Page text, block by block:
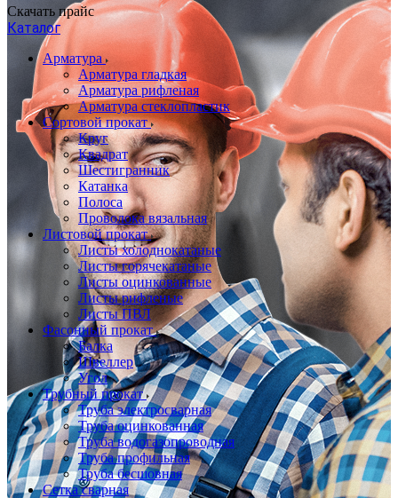
Скачать прайс
Каталог
Арматура
Арматура гладкая
Арматура рифленая
Арматура стеклопластик
Сортовой прокат
Круг
Квадрат
Шестигранник
Катанка
Полоса
Проволока вязальная
Листовой прокат
Листы холоднокатаные
Листы горячекатаные
Листы оцинкованные
Листы рифленые
Листы ПВЛ
Фасонный прокат
Балка
Швеллер
Угол
Трубный прокат
Труба электросварная
Труба оцинкованная
Труба водогазопроводная
Труба профильная
Труба бесшовная
Сетка сварная